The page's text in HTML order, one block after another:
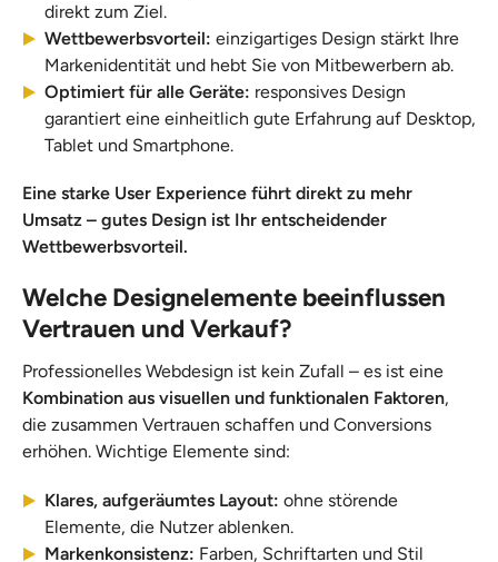
direkt zum Ziel.
Wettbewerbsvorteil: einzigartiges Design stärkt Ihre
Markenidentität und hebt Sie von Mitbewerbern ab.
Optimiert für alle Geräte: responsives Design
garantiert eine einheitlich gute Erfahrung auf Desktop,
Tablet und Smartphone.
Eine starke User Experience führt direkt zu mehr
Umsatz – gutes Design ist Ihr entscheidender
Wettbewerbsvorteil.
Welche Designelemente beeinflussen
Vertrauen und Verkauf?
Professionelles Webdesign ist kein Zufall – es ist eine
Kombination aus visuellen und funktionalen Faktoren,
die zusammen Vertrauen schaffen und Conversions
erhöhen. Wichtige Elemente sind:
Klares, aufgeräumtes Layout: ohne störende
Elemente, die Nutzer ablenken.
Markenkonsistenz: Farben, Schriftarten und Stil